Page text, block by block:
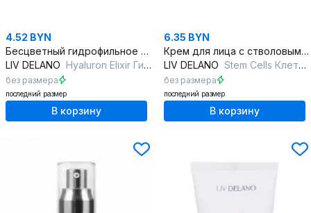
4.52 BYN
Бесцветный гидрофильное масло для умывания и снятия макияжа
LIV DELANO Hyaluron Elixir Гиалуроновый крем дневной уход
без размера
последний размер
В корзину
6.35 BYN
Крем для лица с стволовыми клетками мха и аргановым маслом
LIV DELANO Stem Cells Клеточное восстановление Крем-эксперт для лица ночной
без размера
последний размер
В корзину